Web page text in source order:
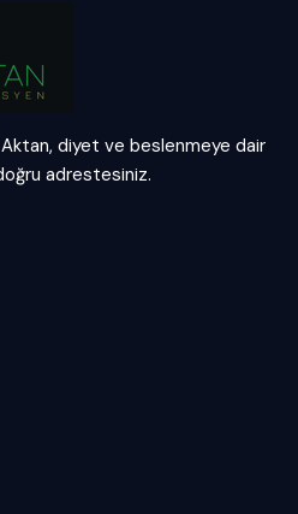
diyet ve beslenmeye dair
adrestesiniz.